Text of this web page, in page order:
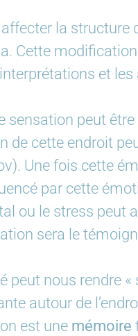
la structure
Cette
et
sensation peut
de cette endroit
Une fois cette
par cette
ou le stress peut
sera le
peut nous rendre
autour de
est une mémoire